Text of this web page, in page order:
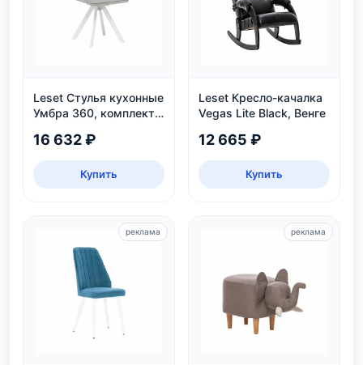
Leset Стулья кухонные
Умбра 360, комплект
16 632 ₽
Купить
Leset Кресло-качалка
Vegas Lite Black, Венге
12 665 ₽
Купить
реклама реклама